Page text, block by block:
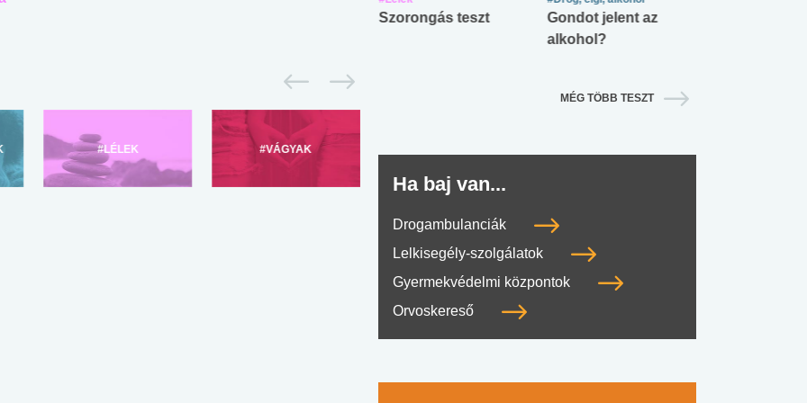
#LÉLEK #VÁGYAK
Szorongás teszt
Gondot jelent az
alkohol?
MÉG TÖBB TESZT
Ha baj van...
Drogambulanciák
Lelkisegély-szolgálatok
Gyermekvédelmi központok
Orvoskereső